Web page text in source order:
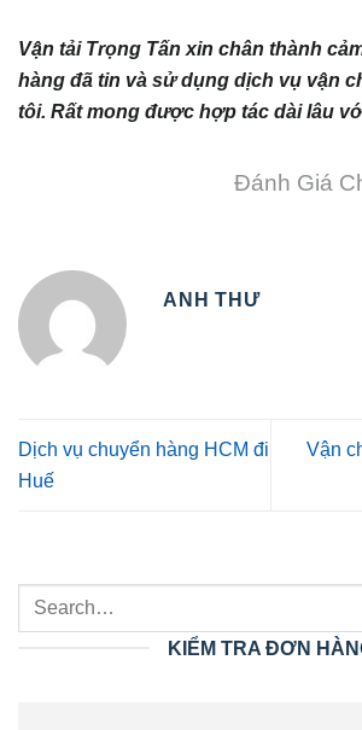
Vận tải Trọng Tấn xin chân thành
hàng đã tin và sử dụng dịch vụ vận
tôi. Rất mong được hợp tác dài lâu
Đánh Giá
ANH THƯ
Dịch vụ chuyển hàng HCM đi
Huế
Vận
KIỂM TRA ĐƠN